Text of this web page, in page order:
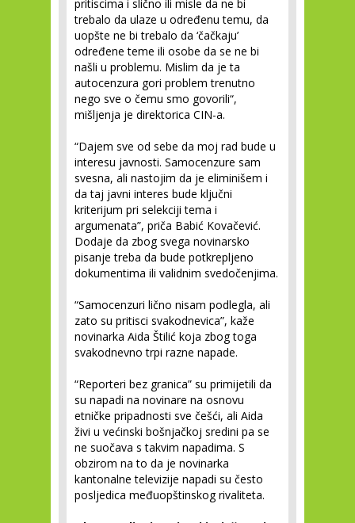
pritiscima i slično ili misle da ne bi
trebalo da ulaze u određenu temu, da
uopšte ne bi trebalo da ‘čačkaju’
određene teme ili osobe da se ne bi
našli u problemu. Mislim da je ta
autocenzura gori problem trenutno
nego sve o čemu smo govorili“,
mišljenja je direktorica CIN-a.
“Dajem sve od sebe da moj rad bude u
interesu javnosti. Samocenzure sam
svesna, ali nastojim da je eliminišem i
da taj javni interes bude ključni
kriterijum pri selekciji tema i
argumenata”, priča Babić Kovačević.
Dodaje da zbog svega novinarsko
pisanje treba da bude potkrepljeno
dokumentima ili validnim svedočenjima.
“Samocenzuri lično nisam podlegla, ali
zato su pritisci svakodnevica”, kaže
novinarka Aida Štilić koja zbog toga
svakodnevno trpi razne napade.
“Reporteri bez granica” su primijetili da
su napadi na novinare na osnovu
etničke pripadnosti sve češći, ali Aida
živi u većinski bošnjačkoj sredini pa se
ne suočava s takvim napadima. S
obzirom na to da je novinarka
kantonalne televizije napadi su često
posljedica međuopštinskog rivaliteta.